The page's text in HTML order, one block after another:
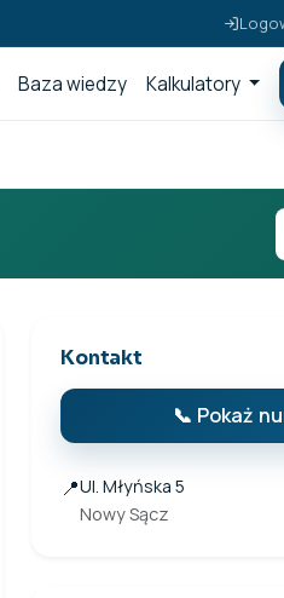
Baza wiedzy Kalkulatory
Kontakt
📞 Pokaż
📍Ul. Młyńska 5
Nowy Sącz